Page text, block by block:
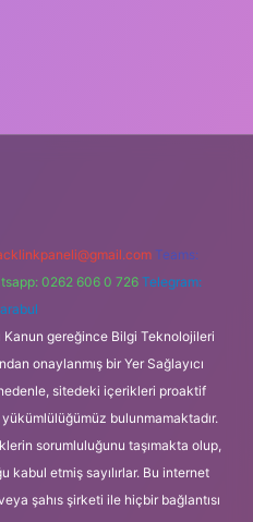
Teams:
0262 606 0 726 Telegram:
Kanun gereğince Bilgi Teknolojileri
onaylanmış bir Yer Sağlayıcı
sitedeki içerikleri proaktif
bulunmamaktadır.
sorumluluğunu taşımakta olup,
kabul etmiş sayılırlar. Bu internet
şahıs şirketi ile hiçbir bağlantısı